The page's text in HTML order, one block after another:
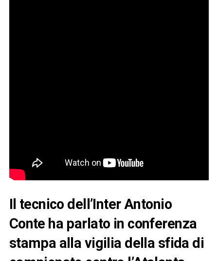
Il tecnico dell’Inter Antonio
Conte ha parlato in conferenza
stampa alla vigilia della sfida di